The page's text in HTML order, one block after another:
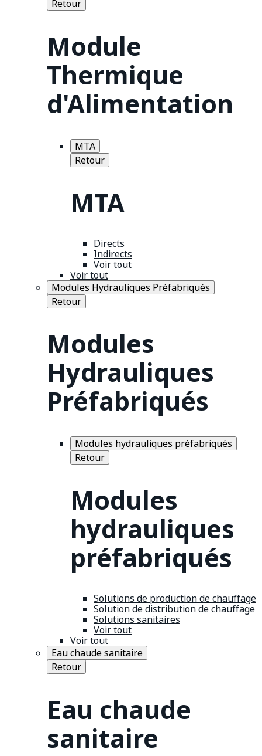
Retour
Module
Thermique
d'Alimentation
MTA
Retour
MTA
Directs
Indirects
Voir tout
Voir tout
Modules Hydrauliques Préfabriqués
Retour
Modules
Hydrauliques
Préfabriqués
Modules hydrauliques préfabriqués
Retour
Modules
hydrauliques
préfabriqués
Solutions de production de chauffage
Solution de distribution de chauffage
Solutions sanitaires
Voir tout
Voir tout
Eau chaude sanitaire
Retour
Eau chaude
sanitaire